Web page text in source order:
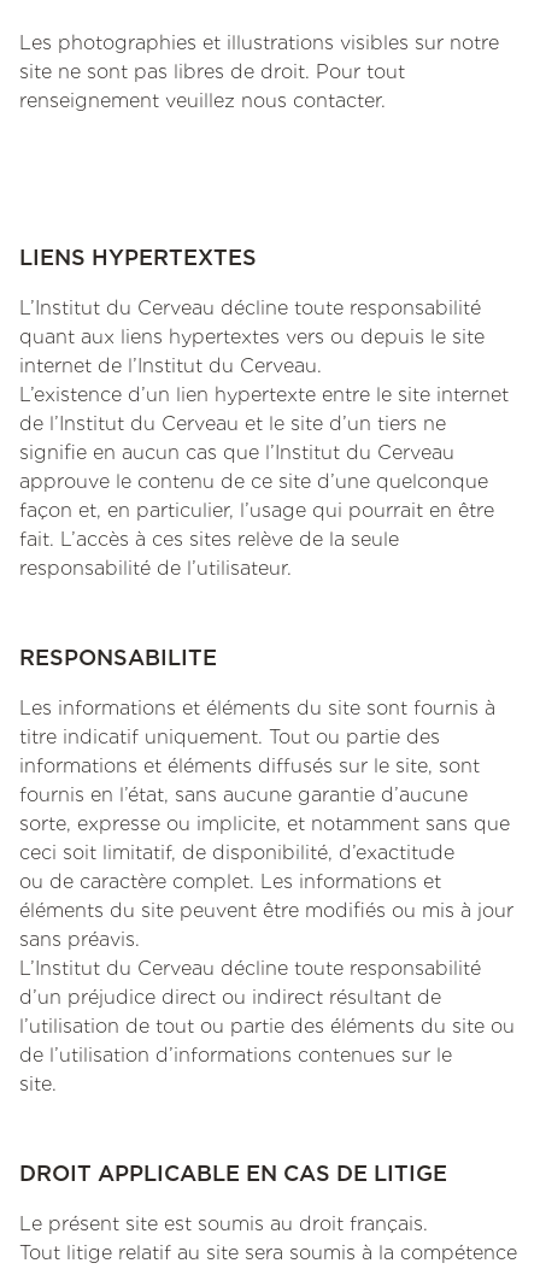
Les photographies et illustrations visibles sur notre
site ne sont pas libres de droit. Pour tout
renseignement veuillez nous contacter.
LIENS HYPERTEXTES
L’Institut du Cerveau décline toute responsabilité
quant aux liens hypertextes vers ou depuis le site
internet de l’Institut du Cerveau.
L’existence d’un lien hypertexte entre le site internet
de l’Institut du Cerveau et le site d’un tiers ne
signifie en aucun cas que l’Institut du Cerveau
approuve le contenu de ce site d’une quelconque
façon et, en particulier, l’usage qui pourrait en être
fait. L’accès à ces sites relève de la seule
responsabilité de l’utilisateur.
RESPONSABILITE
Les informations et éléments du site sont fournis à
titre indicatif uniquement. Tout ou partie des
informations et éléments diffusés sur le site, sont
fournis en l’état, sans aucune garantie d’aucune
sorte, expresse ou implicite, et notamment sans que
ceci soit limitatif, de disponibilité, d’exactitude
ou de caractère complet. Les informations et
éléments du site peuvent être modifiés ou mis à jour
sans préavis.
L’Institut du Cerveau décline toute responsabilité
d’un préjudice direct ou indirect résultant de
l’utilisation de tout ou partie des éléments du site ou
de l’utilisation d’informations contenues sur le
site.
DROIT APPLICABLE EN CAS DE LITIGE
Le présent site est soumis au droit français.
Tout litige relatif au site sera soumis à la compétence